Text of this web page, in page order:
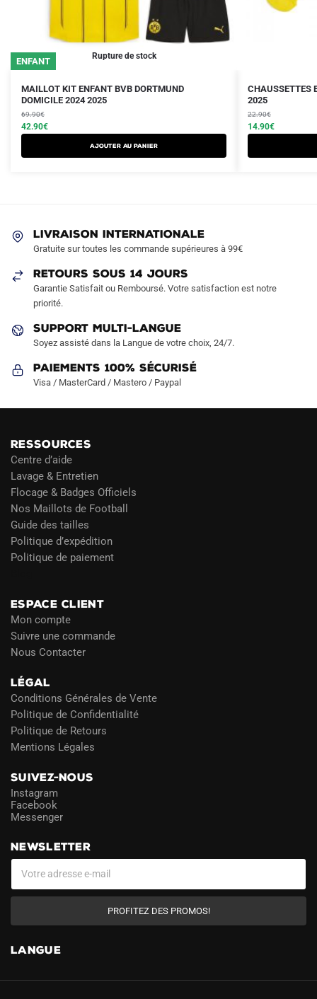
Rupture de stock
ENFANT
MAILLOT KIT ENFANT BVB DORTMUND
DOMICILE 2024 2025
69.90€
Le
prix
initial
était :
42.90€
Le
prix
actuel
est :
AJOUTER AU PANIER
Ce
produit
a
plusieurs
variations.
choisies
la
page
produit
CHAUSSETTES
2025
22.90€
Le
prix
initial
était :
14.90€
Le
prix
actuel
est :
LIVRAISON INTERNATIONALE
Gratuite sur toutes les commande supérieures à 99€
RETOURS SOUS 14 JOURS
Garantie Satisfait ou Remboursé. Votre satisfaction est notre
priorité.
SUPPORT MULTI-LANGUE
Soyez assisté dans la Langue de votre choix, 24/7.
Paiements 100% Sécurisé
Visa / MasterCard / Mastero / Paypal
RESSOURCES
Centre d’aide
Lavage & Entretien
Flocage & Badges Officiels
Nos Maillots de Football
Guide des tailles
Politique d’expédition
Politique de paiement
ESPACE CLIENT
Mon compte
Suivre une commande
Nous Contacter
LÉGAL
Conditions Générales de Vente
Politique de Confidentialité
Politique de Retours
Mentions Légales
SUIVEZ-NOUS
Instagram
Facebook
Messenger
NEWSLETTER
PROFITEZ DES PROMOS!
LANGUE